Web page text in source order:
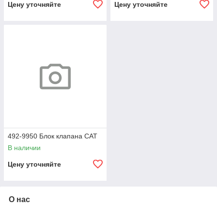
Цену уточняйте Цену уточняйте
492-9950 Блок клапана CAT
В наличии
Цену уточняйте
О нас